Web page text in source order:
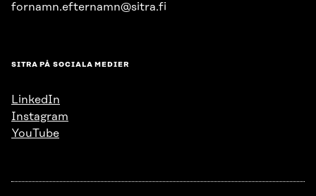
fornamn.efternamn@sitra.fi
SITRA PÅ SOCIALA MEDIER
LinkedIn
Instagram
YouTube